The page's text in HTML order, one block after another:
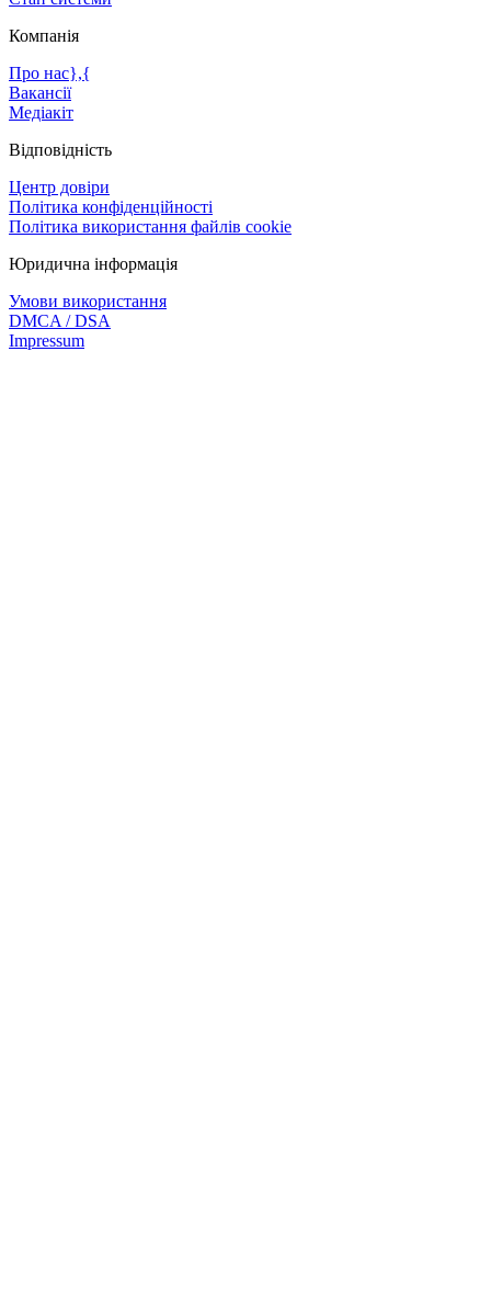
Компанія
Про нас},{
Вакансії
Медіакіт
Відповідність
Центр довіри
Політика конфіденційності
Політика використання файлів cookie
Юридична інформація
Умови використання
DMCA / DSA
Impressum